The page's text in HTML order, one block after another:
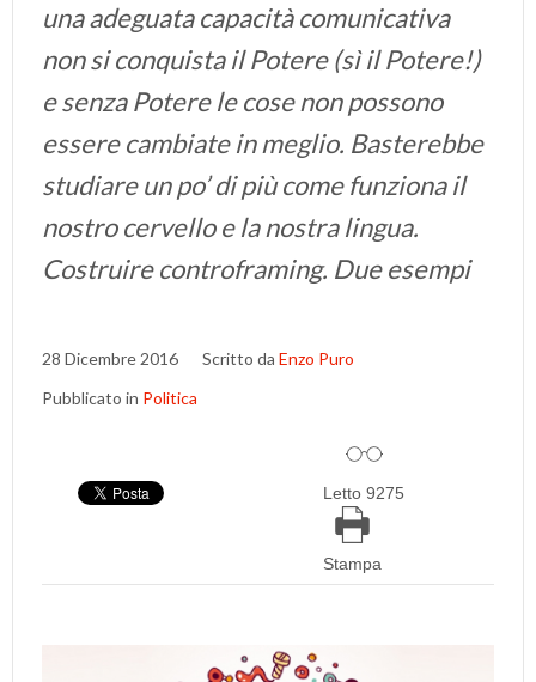
una adeguata capacità comunicativa
non si conquista il Potere (sì il Potere!)
e senza Potere le cose non possono
essere cambiate in meglio. Basterebbe
studiare un po’ di più come funziona il
nostro cervello e la nostra lingua.
Costruire controframing. Due esempi
28 Dicembre 2016 Scritto da Enzo Puro
Pubblicato in Politica
Letto 9275
Stampa